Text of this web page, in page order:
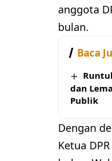
anggota
bulan.
Baca
dan
Publik
Dengan
Ketua